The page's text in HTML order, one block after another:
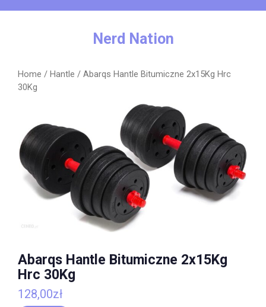
Nerd Nation
Home / Hantle / Abarqs Hantle Bitumiczne 2x15Kg Hrc
30Kg
Abarqs Hantle Bitumiczne 2x15Kg
Hrc 30Kg
128,00zł